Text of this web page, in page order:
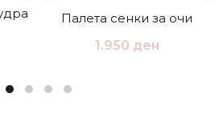
Палета сенки за очи
1.950 ден